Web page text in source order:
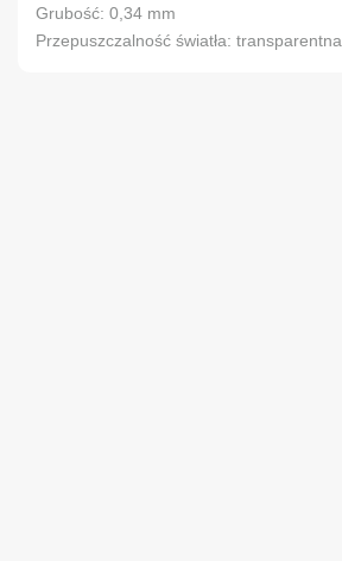
Grubość: 0,34 mm
Przepuszczalność światła: transparentna